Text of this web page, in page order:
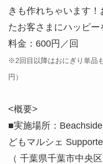
きも作れちゃいます
たお客さまにハッピ
料金：600円／回
※2回目以降はおにぎり単品
円）
<概要>
■実施場所：
どもマルシェ
（ 千葉県千葉市中央